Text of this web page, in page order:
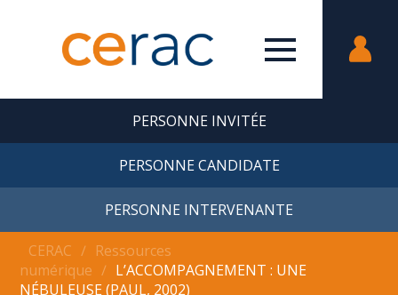
PERSONNE INVITÉE
PERSONNE CANDIDATE
PERSONNE INTERVENANTE
CERAC ∕ Ressources
numérique ∕ L’ACCOMPAGNEMENT : UNE
NÉBULEUSE (PAUL, 2002)